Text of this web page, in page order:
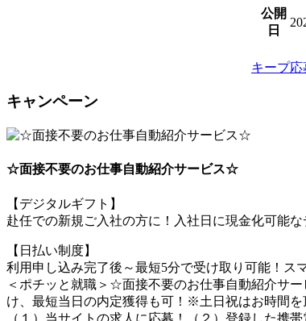
公開
日
キープ応
キャンペーン
☆面接不要のお仕事自動紹介サービス☆
【デジタルギフト】
赴任での新規ご入社の方に！入社日に現金化可能
【日払い制度】
利用申し込み完了後～最短5分で受け取り可能！
＜ポチッと就職＞☆面接不要のお仕事自動紹介サ
け、最短当日の内定獲得も可！※土日祝はお時間
（１）当サイトの求人に応募！（２）登録した携